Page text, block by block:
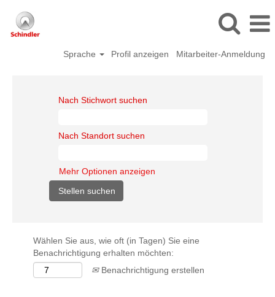
Sprache Profil anzeigen Mitarbeiter-Anmeldung
Nach Stichwort suchen
Nach Standort suchen
Mehr Optionen anzeigen
Wählen Sie aus, wie oft (in Tagen) Sie eine
Benachrichtigung erhalten möchten:
Benachrichtigung erstellen